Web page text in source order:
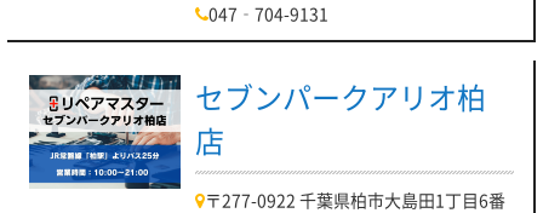
047‐704-9131
セブンパークアリオ柏
店
〒277-0922 千葉県柏市大島田1丁目6番